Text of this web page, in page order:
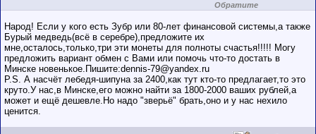
Обратите
внимание на
маленький стаж
пользователя на
Сделки с
пользователями,
обладающими
рейтингом и
стажем,
совершайте с
осторожностью!
Народ! Если у кого есть Зубр или 80-лет финансовой системы,а также
Бурый медведь(всё в серебре),предложите их
мне,осталось,только,три эти монеты для полноты счастья!!!!! Могу
предложить вариант обмен с Вами или помочь что-то достать в
Минске новенькое.Пишите:dennis-79@yandex.ru
P.S. А насчёт лебедя-шипуна за 2400,как тут кто-то предлагает,то это
круто.У нас,в Минске,его можно найти за 1800-2000 ваших рублей,а
может и ещё дешевле.Но надо "зверьё" брать,оно и у нас нехило
ценится.